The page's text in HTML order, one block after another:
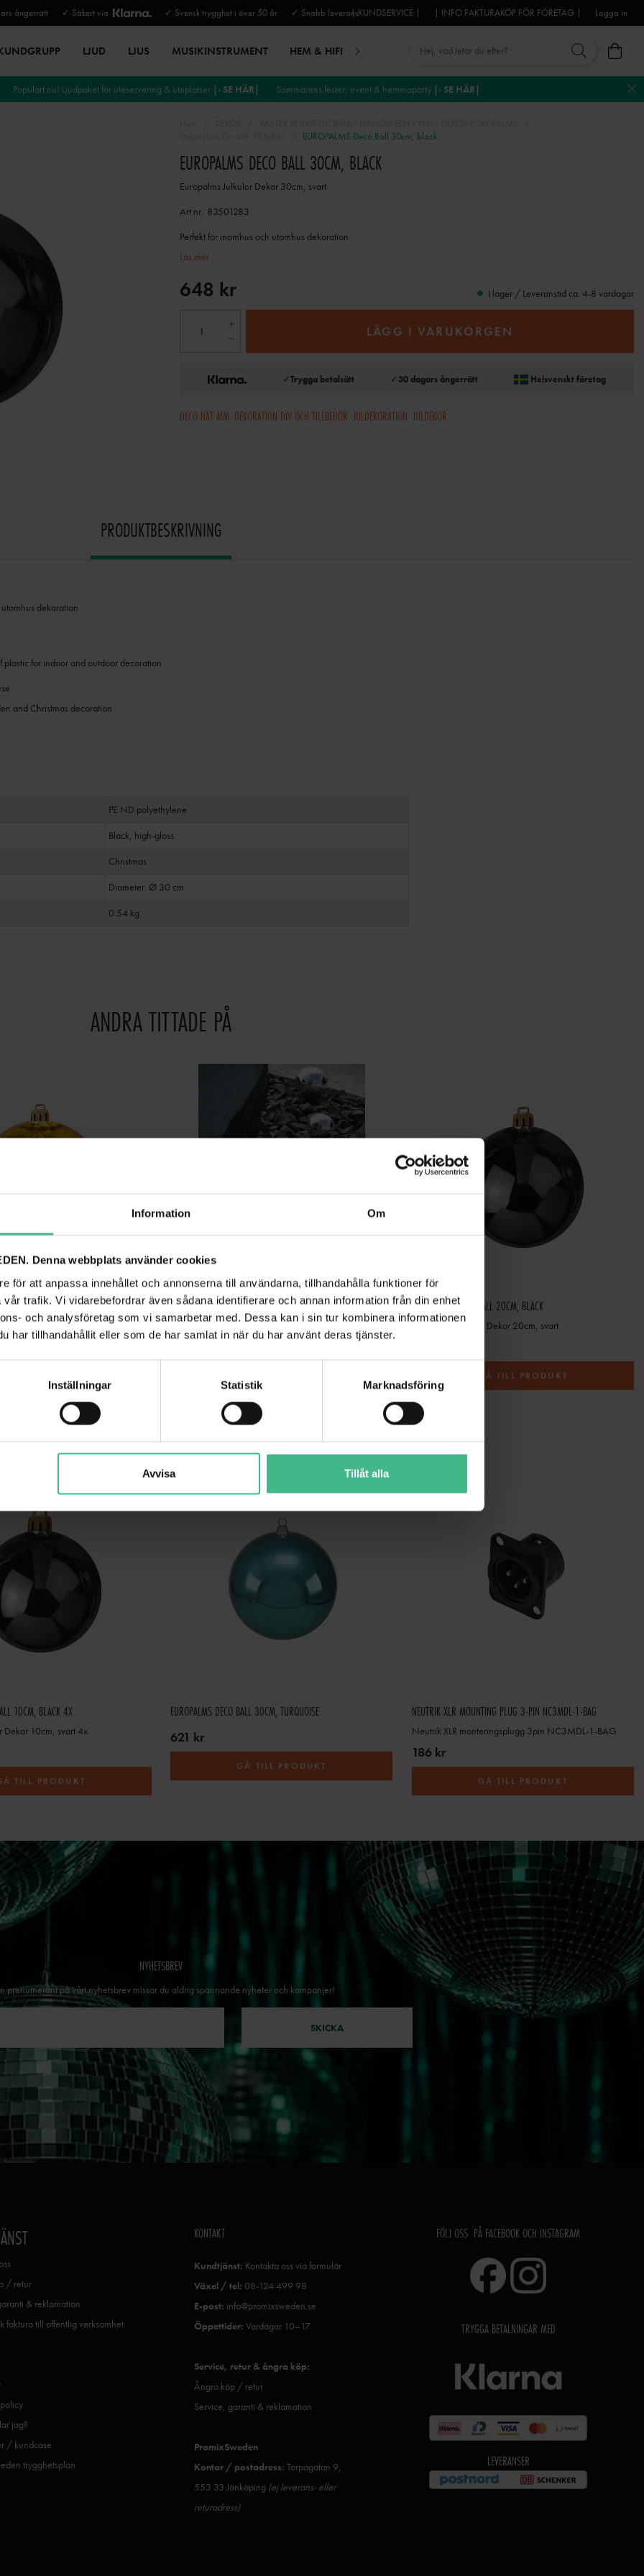
Information Om
Denna webbplats använder cookies
för att anpassa innehållet och annonserna till användarna, tillhandahålla funktioner för
trafik. Vi vidarebefordrar även sådana identifierare och annan information från din enhet
och analysföretag som vi samarbetar med. Dessa kan i sin tur kombinera informationen
har tillhandahållit eller som de har samlat in när du har använt deras tjänster.
Inställningar Statistik Marknadsföring
Avvisa Tillåt alla
ångerrätt ✓ Säkert via ✓ Svensk trygghet i över 50 år ✓ Snabb leverans| KUNDSERVICE | | INFO FAKTURAKÖP FÖR FÖRETAG | Logga in
LJUD LJUS MUSIKINSTRUMENT HEM & HIFI MIKROFONER DJ-UTRUSTNING TROSS
Populärt nu! Ljudpaket för uteservering & uteplatser |› SE HÄR| Sommarens fester, event & hemmaparty |› SE HÄR|
EUROPALMS Deco Ball 30cm, black
EUROPALMS DECO BALL 30CM, BLACK
Europalms Julkulor Dekor 30cm, svart
Art nr: 83501283
Perfekt för inomhus och utomhus dekoration
Läs mer
648 kr I lager / Leveranstid ca. 4-8 vardagar
LÄGG I VARUKORGEN
✓Trygga betalsätt ✓30 dagars ångerrätt Helsvenskt företag
DECO NÄT MM DEKORATION DIV OCH TILLBEHÖR JULDEKORATION JULDEKOR
PRODUKTBESKRIVNING
dekoration
plastic for indoor and outdoor decoration
and Christmas decoration
PE ND polyethylene
Black, high-gloss
Christmas
Diameter: Ø 30 cm
0.54 kg
ANDRA TITTADE PÅ
30CM, GOLD
Dekor 30cm, guld
EUROPALMS DECO BALL 30CM, SILVER
Europalms Julkulor Dekor 30cm, silver
EUROPALMS DECO BALL 20CM, BLACK
Europalms Julkulor Dekor 20cm, svart
GÅ TILL PRODUKT
ANDRA KUNDER KÖPTE OCKSÅ
10CM, BLACK 4X
Dekor 10cm, svart 4x
TILL PRODUKT
EUROPALMS DECO BALL 30CM, TURQUOISE
621 kr
GÅ TILL PRODUKT
NEUTRIK XLR MOUNTING PLUG 3-PIN NC3MDL-1-BAG
Neutrik XLR monteringsplugg 3pin NC3MDL-1-BAG
186 kr
GÅ TILL PRODUKT
NYHETSBREV
prenumerant på vårt nyhetsbrev missar du aldrig spännande nyheter och kampanjer!
SKICKA
/ retur
& reklamation
faktura till offentlig verksamhet
jag?
/ kundcase
trygghetsplan
KONTAKT
Kundtjänst: Kontakta oss via formulär
Växel / tel: 08-124 499 98
E-post: info@promixsweden.se
Öppettider: Vardagar 10–17
Service, retur & ångra köp:
Ångra köp / retur
Service, garanti & reklamation
PromixSweden
Kontor / postadress: Torpagatan 9,
553 33 Jönköping (ej leverans- eller
returadress)
FÖLJ OSS PÅ FACEBOOK OCH INSTAGRAM
TRYGGA BETALNINGAR MED
LEVERANSER